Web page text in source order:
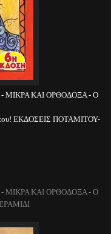
ΜΙΚΡΑ ΚΑΙ ΟΡΘΟΔΟΞΑ - Ο
ΕΚΔΟΣΕΙΣ ΠΟΤΑΜΙΤΟΥ-
ΜΙΚΡΑ ΚΑΙ ΟΡΘΟΔΟΞΑ - Ο